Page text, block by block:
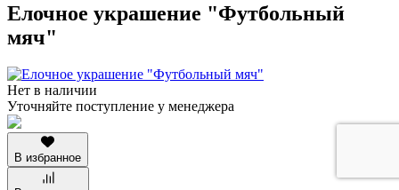
Елочное украшение "Футбольный
мяч"
Нет в наличии
Уточняйте поступление у менеджера
В избранное